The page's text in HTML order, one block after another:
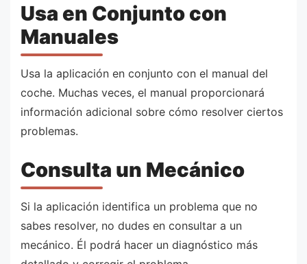
Usa en Conjunto con
Manuales
Usa la aplicación en conjunto con el manual del
coche. Muchas veces, el manual proporcionará
información adicional sobre cómo resolver ciertos
problemas.
Consulta un Mecánico
Si la aplicación identifica un problema que no
sabes resolver, no dudes en consultar a un
mecánico. Él podrá hacer un diagnóstico más